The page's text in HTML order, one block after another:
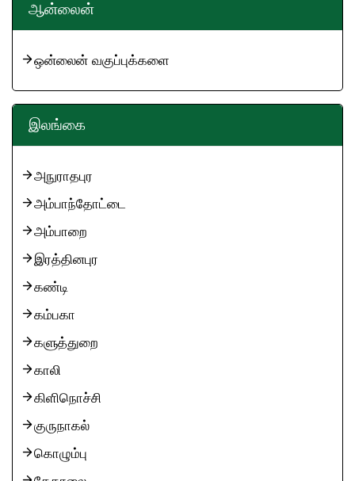
ஆன்லைன்
ஒன்லைன் வகுப்புக்களை
இலங்கை
அநுராதபுர
அம்பாந்தோட்டை
அம்பாறை
இரத்தினபுர
கண்டி
கம்பகா
களுத்துறை
காலி
கிளிநொச்சி
குருநாகல்
கொழும்பு